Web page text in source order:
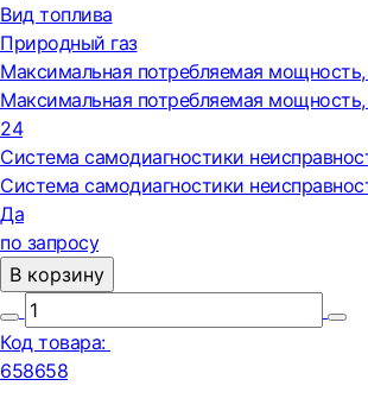
Вид топлива
Природный газ
Максимальная потребляемая мощность,
Максимальная потребляемая мощность,
24
Система самодиагностики
Система самодиагностики
Да
по запросу
В корзину
Код товара:
658658